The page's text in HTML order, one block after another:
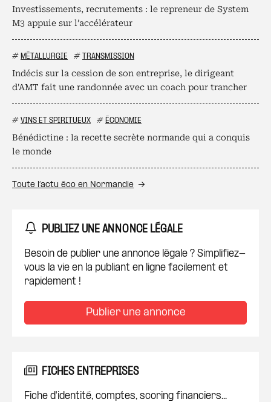
Investissements, recrutements : le repreneur de System
M3 appuie sur l’accélérateur
# MÉTALLURGIE # TRANSMISSION
Indécis sur la cession de son entreprise, le dirigeant
d'AMT fait une randonnée avec un coach pour trancher
# VINS ET SPIRITUEUX # ÉCONOMIE
Bénédictine : la recette secrète normande qui a conquis
le monde
Toute l’actu éco en Normandie
PUBLIEZ UNE ANNONCE LÉGALE
Besoin de publier une annonce légale ? Simplifiez-
vous la vie en la publiant en ligne facilement et
rapidement !
Publier une annonce
FICHES ENTREPRISES
Fiche d'identité, comptes, scoring financiers...